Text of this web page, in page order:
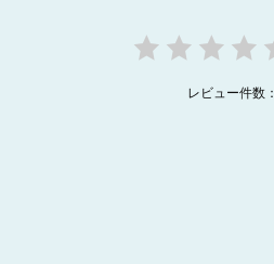
レビュー件数：